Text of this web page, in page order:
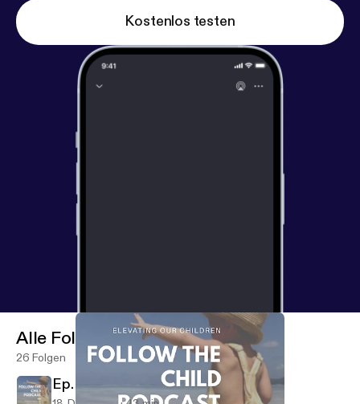
Kostenlos testen
Alle Folgen
26 Folgen
Ep. 25 Second Home Birth Story